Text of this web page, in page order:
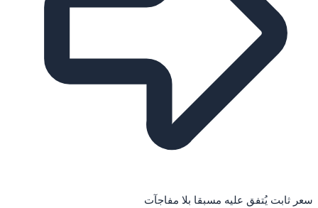
سعر ثابت يُتفق عليه مسبقا بلا مفاجآت